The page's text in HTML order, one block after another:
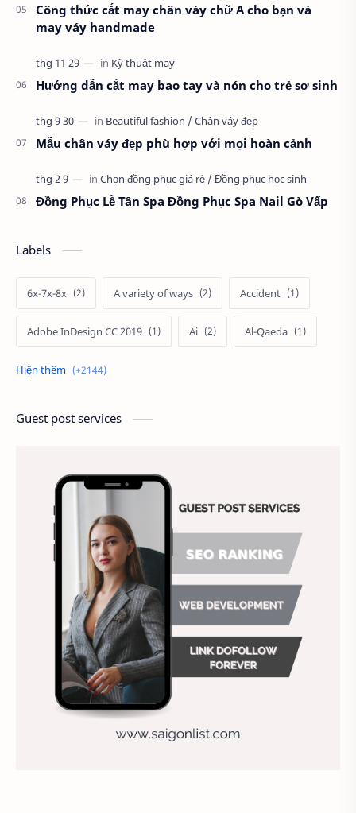
Công thức cắt may chân váy chữ A cho bạn và
may váy handmade
Hướng dẫn cắt may bao tay và nón cho trẻ sơ sinh
Mẫu chân váy đẹp phù hợp với mọi hoàn cảnh
Đồng Phục Lễ Tân Spa Đồng Phục Spa Nail Gò Vấp
Labels
6x-7x-8x A variety of ways Accident
Adobe InDesign CC 2019 Ai Al-Qaeda
Alien Alternative
Ảnh nền chuẩn HD Ảnh nền đẹp
Ảnh nền sinh nhật
Animal Ankle boots Antarctic
Antibodies against Covid-19 Antiquarian
Antiviral antibodies Áo bà ba
Áo bà ba hiện đại Áo bà bầu Áo bác sĩ
Áo bếp trưởng áo công nhân
Guest post services